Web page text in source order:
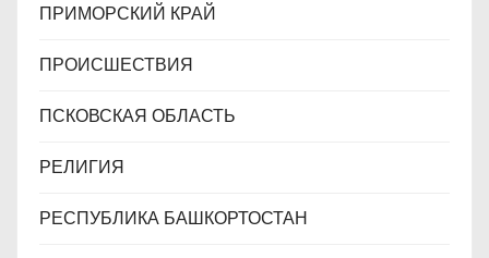
ПРИМОРСКИЙ КРАЙ
ПРОИСШЕСТВИЯ
ПСКОВСКАЯ ОБЛАСТЬ
РЕЛИГИЯ
РЕСПУБЛИКА БАШКОРТОСТАН